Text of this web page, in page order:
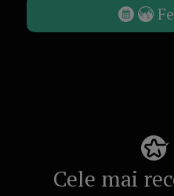
Cele mai